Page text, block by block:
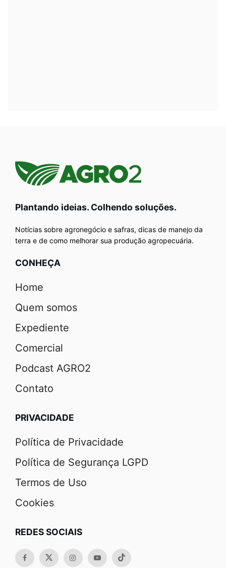
Plantando ideias. Colhendo soluções.
Notícias sobre agronegócio e safras, dicas de manejo da
terra e de como melhorar sua produção agropecuária.
CONHEÇA
Home
Quem somos
Expediente
Comercial
Podcast AGRO2
Contato
PRIVACIDADE
Política de Privacidade
Política de Segurança LGPD
Termos de Uso
Cookies
REDES SOCIAIS